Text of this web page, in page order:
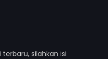
silahkan isi